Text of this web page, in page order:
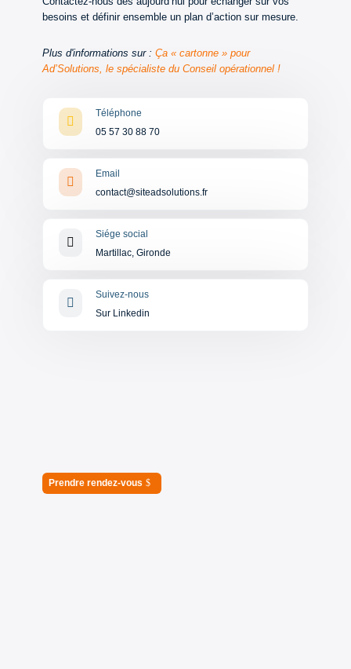
besoins et définir ensemble un plan d’action sur mesure.
Plus d'informations sur : Ça « cartonne » pour
Ad’Solutions, le spécialiste du Conseil opérationnel !

Téléphone
05 57 30 88 70

Email
contact@siteadsolutions.fr

Siége social
Martillac, Gironde

Suivez-nous
Sur Linkedin
Prendre rendez-vous